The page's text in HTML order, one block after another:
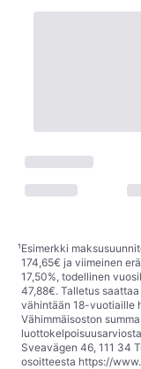
¹Esimerkki
174,65€ ja viimeinen
17,50%, todellinen
47,88€. Talletus
vähintään 18-vuotiaille
Vähimmäisoston
Sveavägen 46, 111 34
osoitteesta https://